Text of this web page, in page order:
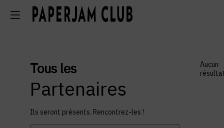
Tous les
Partenaires
Ils seront présents. Rencontrez-les !
Aucun